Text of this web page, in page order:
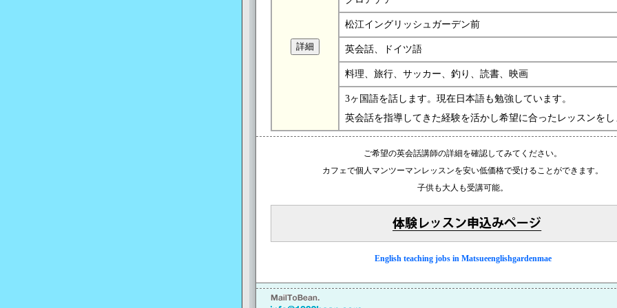
松江イングリッシュガーデン前
英会話、ドイツ語
料理、旅行、サッカー、釣り、読書、映画
3ヶ国語を話します。現在日本語も勉強しています。
英会話を指導してきた経験を活かし希望に合ったレッスンを
ご希望の英会話講師の詳細を確認してみてください。
カフェで個人マンツーマンレッスンを安い低価格で受けることができます。
子供も大人も受講可能。
English teaching jobs in Matsueenglishgardenmae